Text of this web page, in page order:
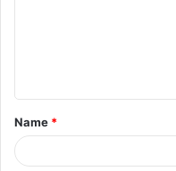
t
*
Name *